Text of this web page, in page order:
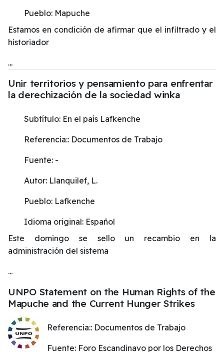
Pueblo: Mapuche
Estamos en condición de afirmar que el infiltrado y el
historiador
...
Unir territorios y pensamiento para enfrentar
la derechización de la sociedad winka
Subtítulo: En el país Lafkenche
Referencia:: Documentos de Trabajo
Fuente: -
Autor: Llanquilef, L.
Pueblo: Lafkenche
Idioma original: Español
Este domingo se sello un recambio en la
administración del sistema
...
UNPO Statement on the Human Rights of the
Mapuche and the Current Hunger Strikes
Referencia:: Documentos de Trabajo
Fuente: Foro Escandinavo por los Derechos